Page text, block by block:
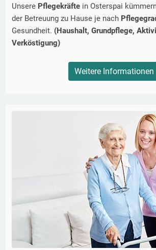
Unsere Pflegekräfte in Osterspai
der Betreuung zu Hause je nach
Gesundheit. (Haushalt, Grundpflege,
Verköstigung)
Weitere Informationen